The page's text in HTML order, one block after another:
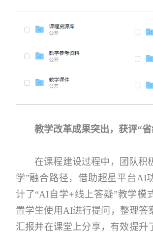
教学改革成果突出，获评“
在课程建设过程中，团队积
学”融合路径，借助超星平台AI
计了“AI自学+线上答疑”教学
置学生使用AI进行提问，整理答
汇报并在课堂上分享，有效提升